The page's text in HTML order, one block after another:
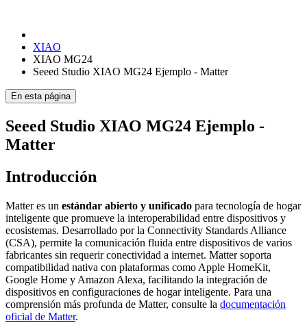
XIAO
XIAO MG24
Seeed Studio XIAO MG24 Ejemplo - Matter
En esta página
Seeed Studio XIAO MG24 Ejemplo -
Matter
Introducción
Matter es un estándar abierto y unificado para tecnología de hogar
inteligente que promueve la interoperabilidad entre dispositivos y
ecosistemas. Desarrollado por la Connectivity Standards Alliance
(CSA), permite la comunicación fluida entre dispositivos de varios
fabricantes sin requerir conectividad a internet. Matter soporta
compatibilidad nativa con plataformas como Apple HomeKit,
Google Home y Amazon Alexa, facilitando la integración de
dispositivos en configuraciones de hogar inteligente. Para una
comprensión más profunda de Matter, consulte la documentación
oficial de Matter.